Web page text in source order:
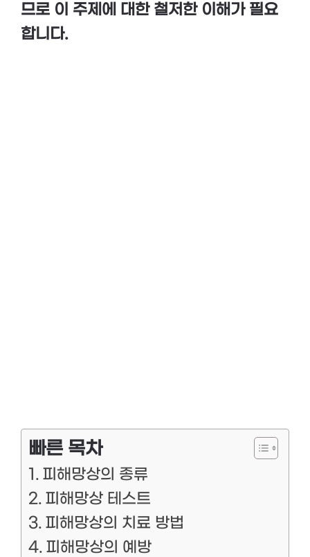
므로 이 주제에 대한 철저한 이해가 필요
합니다.
빠른 목차
피해망상의 종류
피해망상 테스트
피해망상의 치료 방법
피해망상의 예방